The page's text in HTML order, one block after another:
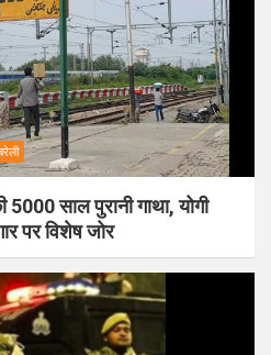
साल पुरानी गाथा, योगी
पर विशेष जोर